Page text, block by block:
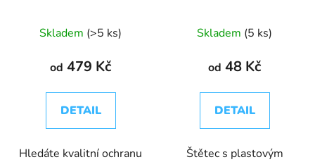
Skladem (>5 ks)
od 479 Kč
DETAIL
Hledáte kvalitní ochranu
Skladem (5 ks)
od 48 Kč
DETAIL
Štětec s plastovým